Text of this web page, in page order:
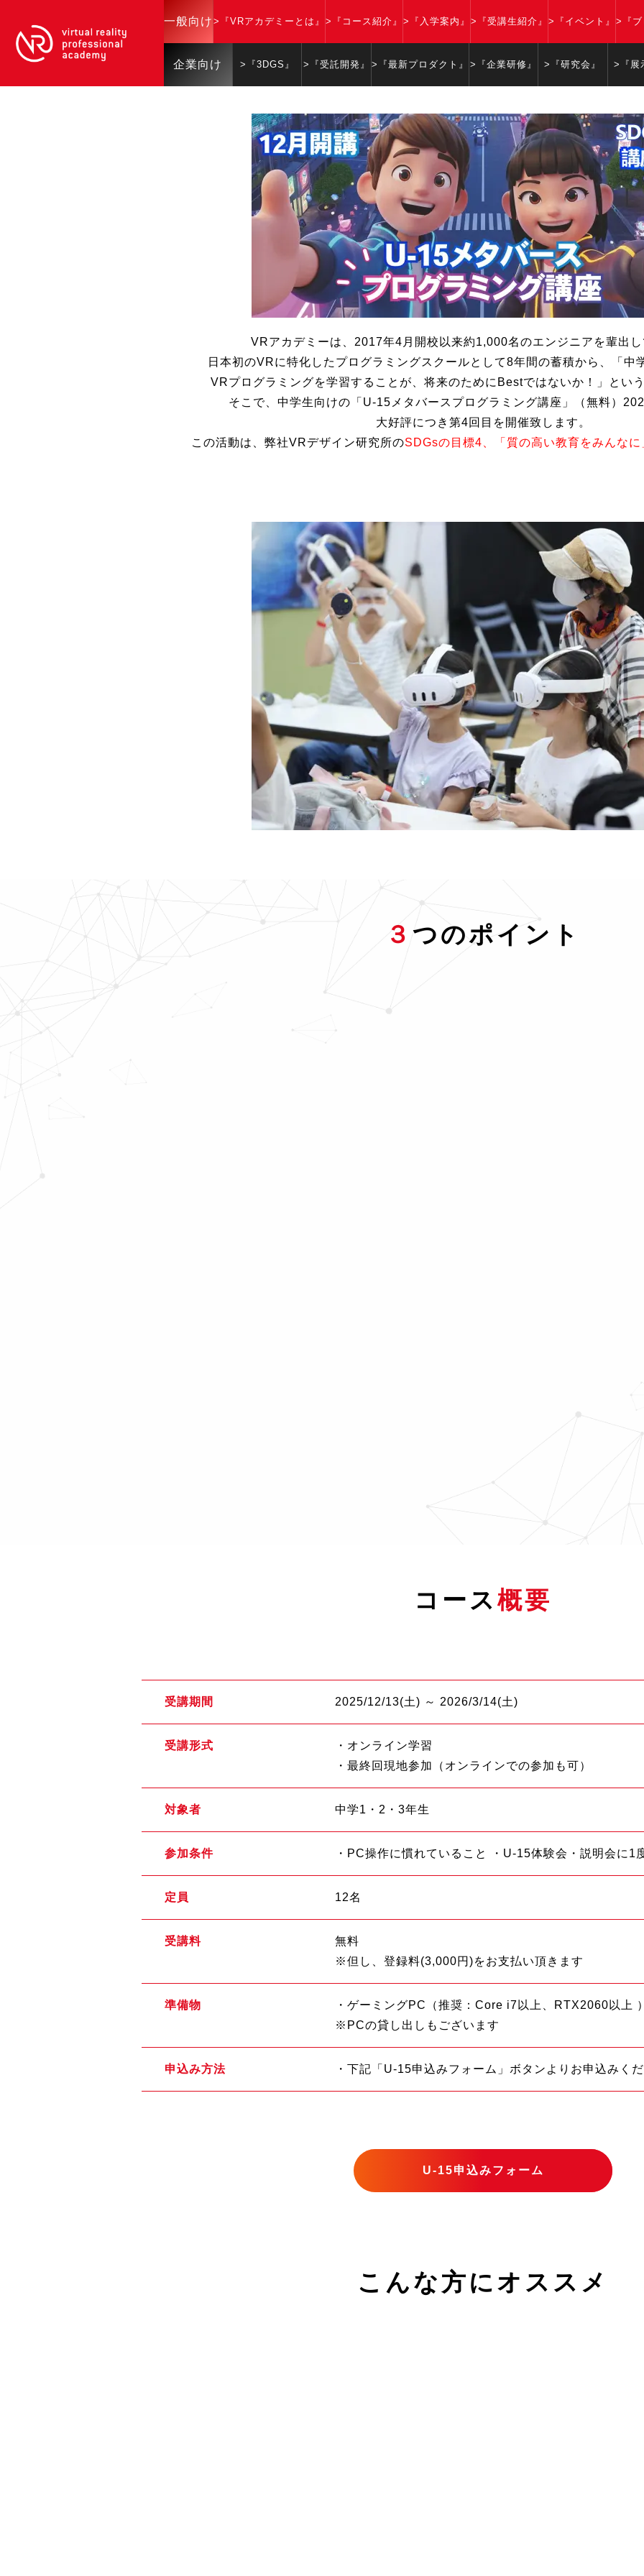
一般向け >『VRアカデミーとは』 >『コース紹介』 >『入学案内』 >『受講生紹介』 >『イベント』 >『ブ
企業向け >『3DGS』 >『受託開発』 >『最新プロダクト』 >『企業研修』 >『研究会』 >『展
VRアカデミーは、2017年4月開校以来約1,000名のエンジニアを輩出し
日本初のVRに特化したプログラミングスクールとして8年間の蓄積から、「中
VRプログラミングを学習することが、将来のためにBestではないか！」とい
そこで、中学生向けの「U-15メタバースプログラミング講座」（無料）
大好評につき第4回目を開催致します。
この活動は、弊社VRデザイン研究所のSDGsの目標4、「質の高い教育をみんなに
３ つのポイント
コース概要
受講期間 2025/12/13(土) ～ 2026/3/14(土)
受講形式
・オンライン学習
・最終回現地参加（オンラインでの参加も可）
対象者 中学1・2・3年生
参加条件 ・PC操作に慣れていること ・U-15体験会・説明会に1
定員 12名
受講料
無料
※但し、登録料(3,000円)をお支払い頂きます
準備物
・ゲーミングPC（推奨：Core i7以上、RTX2060以上 ）
※PCの貸し出しもございます
申込み方法 ・下記「U-15申込みフォーム」ボタンよりお申込みくだ
U-15申込みフォーム
こんな方にオススメ